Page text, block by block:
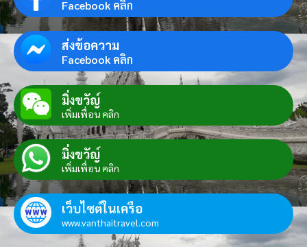
Facebook คลิก
ส่งข้อความ
Facebook คลิก
มิ่งขวัญ์
เพิ่มเพื่อน คลิก
มิ่งขวัญ์
เพิ่มเพื่อน คลิก
เว็บไซต์ในเครือ
www.vanthaitravel.com